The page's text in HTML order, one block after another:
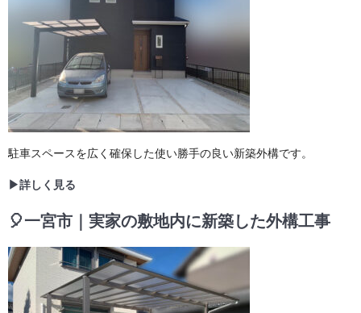
駐車スペースを広く確保した使い勝手の良い新築外構です。
▶詳しく見る
🎈一宮市｜実家の敷地内に新築した外構工事